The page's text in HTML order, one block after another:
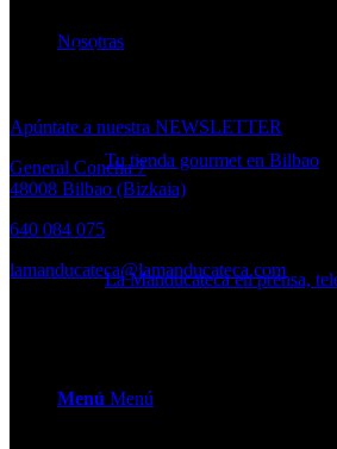
Nosotras
Tu tienda gourmet en Bilbao
La Manducateca en
Menú Menú
estar al día de las novedades
Apúntate a nuestra NEWSLETTER
General Concha 7
48008 Bilbao (Bizkaia)
640 084 075
lamanducateca@lamanducateca.com